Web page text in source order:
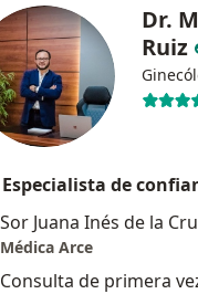
Dr.
Ruiz
Especialista de
Médica Arce
Consulta de primera